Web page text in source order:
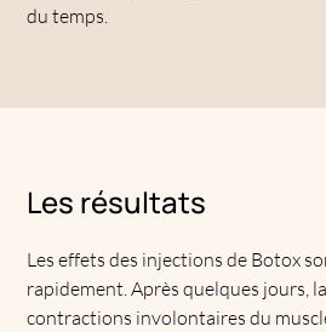
du temps.
Les résultats
Les effets des injections de Botox
rapidement. Après quelques jours,
contractions involontaires du